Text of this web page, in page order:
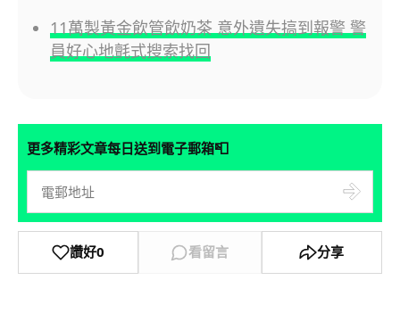
11萬製黃金飲管飲奶茶 意外遺失搞到報警 警
員好心地氈式搜索找回
更多精彩文章每日送到電子郵箱📮
讚好0 看留言 分享